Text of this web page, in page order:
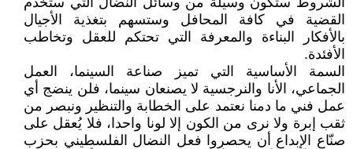
القضية في كافة المحافل وستسهم بتغذية الأجيال
بالأفكار البناءة والمعرفة التي تحتكم للعقل وتخاطب
الأفئدة.
السمة الأساسية التي تميز صناعة السينما، العمل
الجماعي، الأنا والنرجسية لا يصنعان سينما، فلن ينضج أي
عمل فني ما دمنا نعتمد على الخطابة والتنظير ونبصر من
ثقب إبرة ولا نرى من الكون إلا لونا واحدا، فلا يُعقل على
صنّاع الإبداع أن يحصروا فعل النضال الفلسطيني بحزب